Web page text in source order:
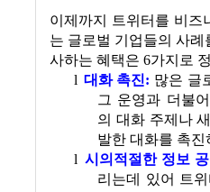
이제까지 트위터를 비
는 글로벌 기업들의 사례
사하는 혜택은 6가지로
l 대화 촉진: 많은 글
그 운영과 더불
의 대화 주제나
발한 대화를 촉진
l 시의적절한 정보
리는데 있어 트